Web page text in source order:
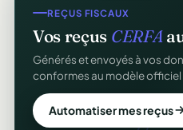
REÇUS FISCAUX
Vos reçus CERFA
Générés et envoyés à vos
conformes au modèle officiel
Automatiser mes reçus